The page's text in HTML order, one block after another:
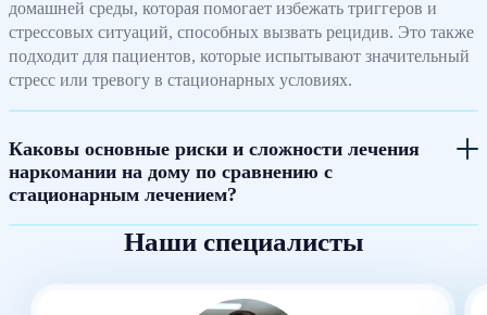
домашней среды, которая помогает избежать триггеров и
стрессовых ситуаций, способных вызвать рецидив. Это также
подходит для пациентов, которые испытывают значительный
стресс или тревогу в стационарных условиях.
Каковы основные риски и сложности лечения
наркомании на дому по сравнению с
стационарным лечением?
Наши специалисты